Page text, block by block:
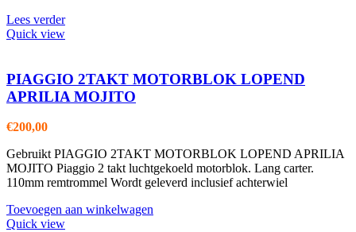
Lees verder
Quick view
PIAGGIO 2TAKT MOTORBLOK LOPEND
APRILIA MOJITO
€200,00
Gebruikt PIAGGIO 2TAKT MOTORBLOK LOPEND APRILIA
MOJITO Piaggio 2 takt luchtgekoeld motorblok. Lang carter.
110mm remtrommel Wordt geleverd inclusief achterwiel
Toevoegen aan winkelwagen
Quick view